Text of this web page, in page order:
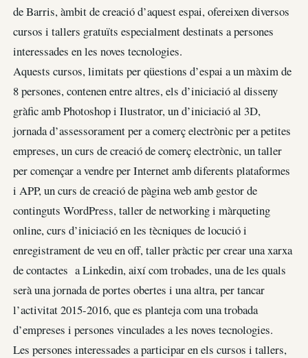
de Barris, àmbit de creació d’aquest espai, ofereixen diversos
cursos i tallers gratuïts especialment destinats a persones
interessades en les noves tecnologies.
Aquests cursos, limitats per qüestions d’espai a un màxim de
8 persones, contenen entre altres, els d’iniciació al disseny
gràfic amb Photoshop i Ilustrator, un d’iniciació al 3D,
jornada d’assessorament per a comerç electrònic per a petites
empreses, un curs de creació de comerç electrònic, un taller
per començar a vendre per Internet amb diferents plataformes
i APP, un curs de creació de pàgina web amb gestor de
continguts WordPress, taller de networking i màrqueting
online, curs d’iniciació en les tècniques de locució i
enregistrament de veu en off, taller pràctic per crear una xarxa
de contactes a Linkedin, així com trobades, una de les quals
serà una jornada de portes obertes i una altra, per tancar
l’activitat 2015-2016, que es planteja com una trobada
d’empreses i persones vinculades a les noves tecnologies.
Les persones interessades a participar en els cursos i tallers,